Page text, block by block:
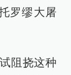
罗缪大屠
阻挠这种